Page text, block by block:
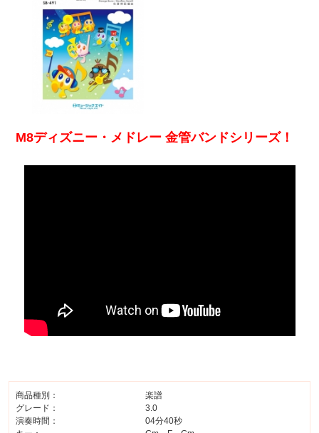
M8ディズニー・メドレー 金管バンドシリーズ！
商品種別：
楽譜
グレード：
3.0
演奏時間：
04分40秒